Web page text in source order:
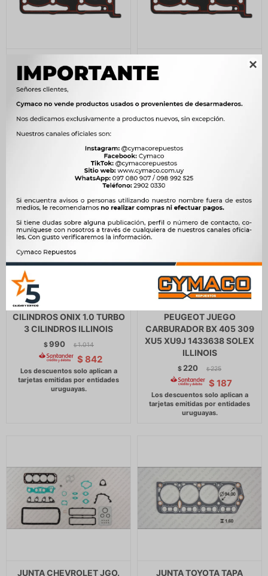

CILINDROS MOBI FIREFLY
1.0 ILLINOIS
$ $ 820
$ 680
CILINDROS MOBI FIREFLY
$ 1.100 $ 1.127
$ 935
JUNTA CHEVROLET TAPA
CILINDROS ONIX 1.0 TURBO
3 CILINDROS ILLINOIS
$990 $ 1.014
$ 842
PEUGEOT JUEGO
CARBURADOR BX 405 309
XU5 XU9J 1433638 SOLEX
ILLINOIS
$ 220 $ 225
$ 187
JUNTA CHEVROLET JGO.
JUNTA TOYOTA TAPA